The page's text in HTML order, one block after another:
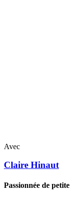
Avec
Claire Hinaut
Passionnée de